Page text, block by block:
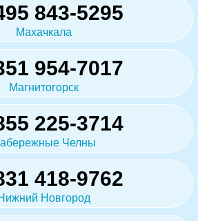
843-5295
Махачкала
954-7017
Магнитогорск
225-3714
Челны
418-9762
Новгород